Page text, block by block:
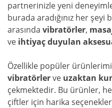
partnerinizle yeni
burada aradığınız her
arasında vibratörler,
ve ihtiyaç duyulan
Özellikle popüler
vibratörlerve uzaktan
çekmektedir. Bu ürünler,
çiftler için harika